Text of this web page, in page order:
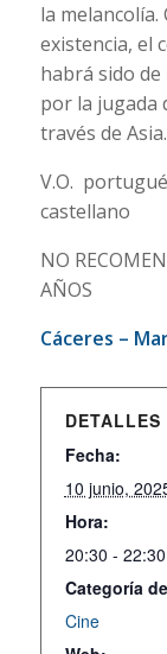
la
existencia, el
habrá sido
por la jugada
través de Asia.
V.O.
castellano
NO
AÑOS
Cáceres –
DETALLES
Fecha:
10 junio,
Hora:
20:30 - 22:30
Categoría
Cine